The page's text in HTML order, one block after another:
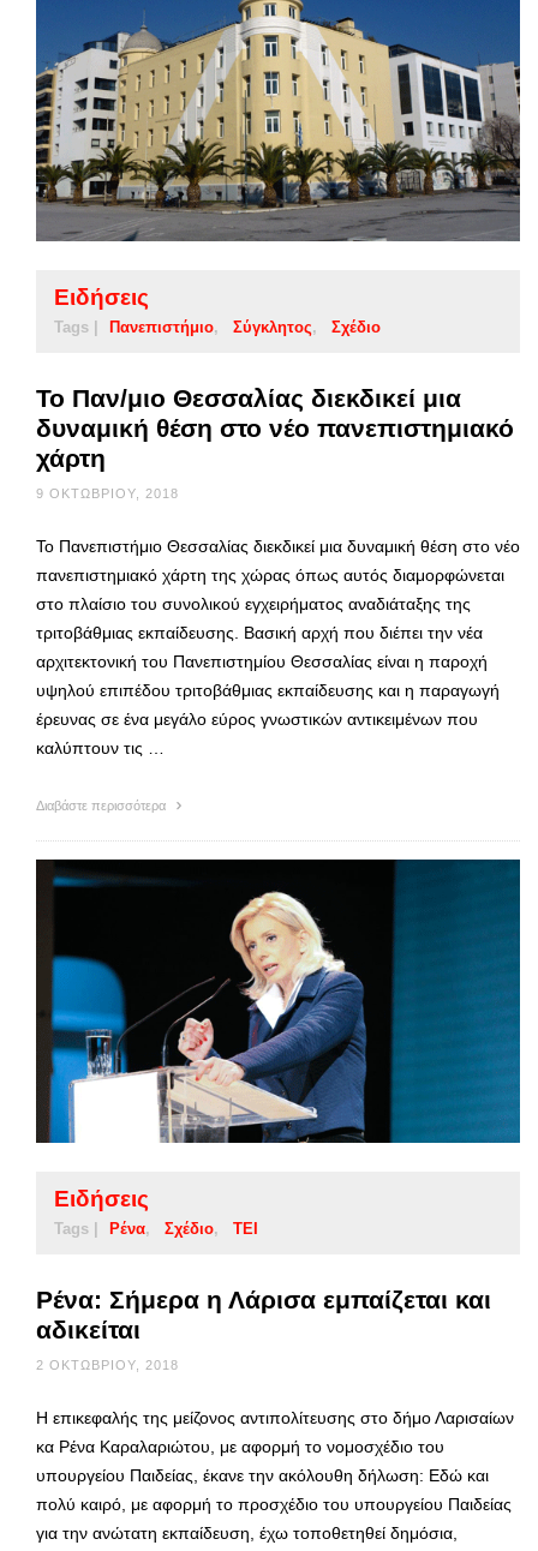
Ειδήσεις
Tags | Πανεπιστήμιο Σύγκλητος Σχέδιο
Το Παν/μιο Θεσσαλίας διεκδικεί μια
δυναμική θέση στο νέο πανεπιστημιακό
χάρτη
9 ΟΚΤΩΒΡΊΟΥ, 2018
Το Πανεπιστήμιο Θεσσαλίας διεκδικεί μια δυναμική θέση στο νέο
πανεπιστημιακό χάρτη της χώρας όπως αυτός διαμορφώνεται
στο πλαίσιο του συνολικού εγχειρήματος αναδιάταξης της
τριτοβάθμιας εκπαίδευσης. Βασική αρχή που διέπει την νέα
αρχιτεκτονική του Πανεπιστημίου Θεσσαλίας είναι η παροχή
υψηλού επιπέδου τριτοβάθμιας εκπαίδευσης και η παραγωγή
έρευνας σε ένα μεγάλο εύρος γνωστικών αντικειμένων που
καλύπτουν τις …
Διαβάστε περισσότερα
Ειδήσεις
Tags | Ρένα Σχέδιο ΤΕΙ
Ρένα: Σήμερα η Λάρισα εμπαίζεται και
αδικείται
2 ΟΚΤΩΒΡΊΟΥ, 2018
Η επικεφαλής της μείζονος αντιπολίτευσης στο δήμο Λαρισαίων
κα Ρένα Καραλαριώτου, με αφορμή το νομοσχέδιο του
υπουργείου Παιδείας, έκανε την ακόλουθη δήλωση: Εδώ και
πολύ καιρό, με αφορμή το προσχέδιο του υπουργείου Παιδείας
για την ανώτατη εκπαίδευση, έχω τοποθετηθεί δημόσια,